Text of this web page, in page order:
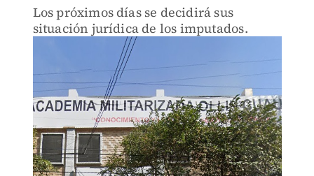
Los próximos días se decidirá sus
situación jurídica de los imputados.